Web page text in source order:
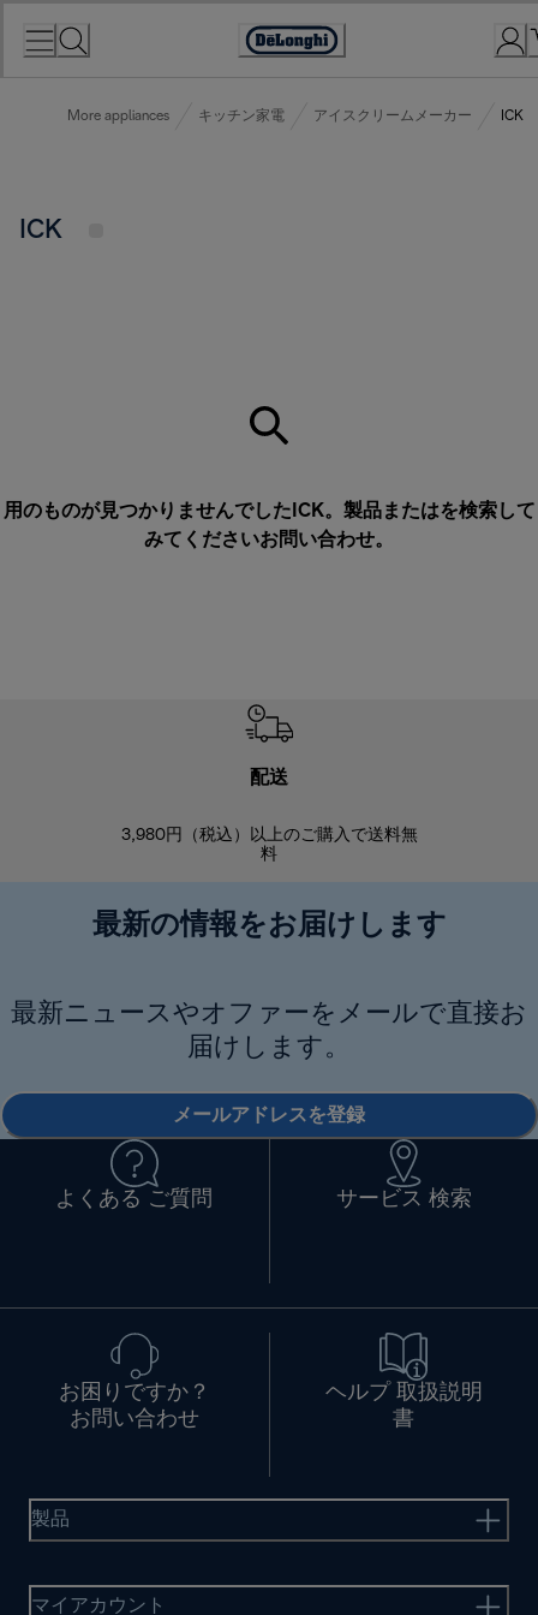
Accessibility
More appliances キッチン家電 アイスクリームメーカー ICK
ICK
用のものが見つかりませんでしたICK。製品またはを検索して
みてくださいお問い合わせ。
配送
3,980円（税込）以上のご購入で送料無
料
最新の情報をお届けします
最新ニュースやオファーをメールで直接お
届けします。
メールアドレスを登録
よくある ご質問 サービス 検索
お困りですか？
お問い合わせ
ヘルプ 取扱説明
書
製品
マイアカウント